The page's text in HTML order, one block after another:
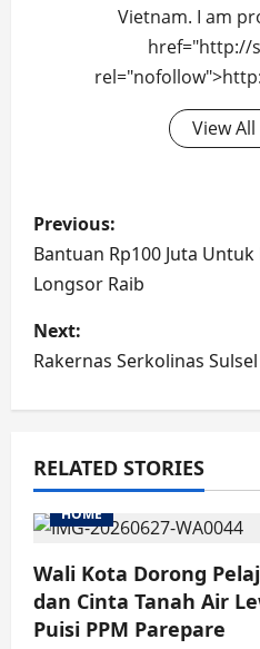
Vietnam. I am
href="http://
View
Post
navigation
Previous:
Bantuan Rp100 Juta
Longsor Raib
Next:
Rakernas Serkolinas
RELATED STORIES
HOME
Wali Kota Dorong
dan Cinta Tanah Air
Puisi PPM Parepare